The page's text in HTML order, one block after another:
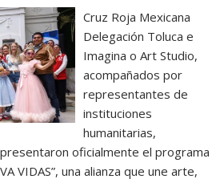
Cruz Roja Mexicana
Delegación Toluca e
Imagina o Art Studio,
acompañados por
representantes de
instituciones
humanitarias,
oficialmente el programa
VIDAS”, una alianza que une arte,